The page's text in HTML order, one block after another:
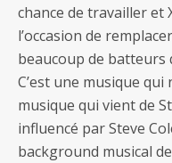
chance de travailler et
l’occasion de
beaucoup de batteurs
C’est une musique
musique qui vient de
influencé par Steve
background musical